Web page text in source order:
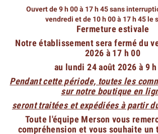
Ouvert de 9 h 00 à 17 h 45 sans
vendredi et de 10 h 00 à 17 h 45 le
Fermeture estivale
Notre établissement sera fermé du
2026 à 17 h 00
au lundi 24 août 2026 à 9
Pendant cette période, toutes les
sur notre boutique en
seront traitées et expédiées à partir
Toute l'équipe Merson vous
compréhension et vous souhaite un